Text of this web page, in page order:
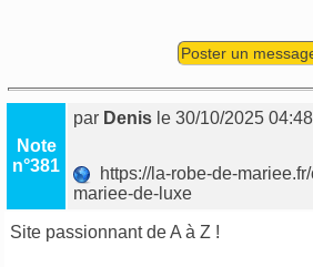
Poster un
Note
n°381
par Denis le 30/10/2025 04:48
https://la-robe-de-
mariee-de-luxe
Site passionnant de A à Z !